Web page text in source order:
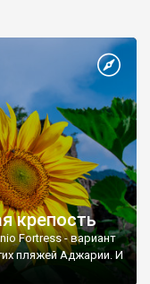
крепость
Fortress - вариант
пляжей Аджарии. И